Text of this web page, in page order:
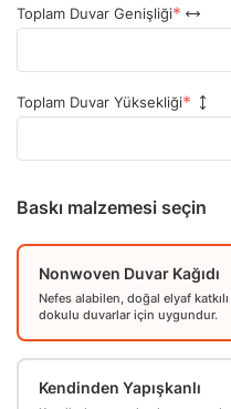
Toplam Duvar Genişliği
Toplam Duvar Yüksekliği
Baskı malzemesi seçin
Nonwoven Duvar Kağıdı
Nefes alabilen, doğal elyaf
dokulu duvarlar için uygundur.
Kendinden Yapışkanlı